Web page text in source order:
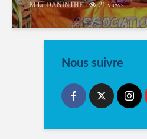
Mike DANINTHE 21 views
Nous suivre